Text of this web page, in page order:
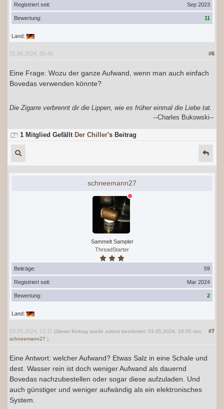
Registriert seit: Sep 2023
Bewertung: 11
Land:
#6
25.04.2024, 09:48
Eine Frage: Wozu der ganze Aufwand, wenn man auch einfach
Bovedas verwenden könnte?
Die Zigarre verbrennt dir die Lippen, wie es früher einmal die Liebe tat.
--Charles Bukowski--
1 Mitglied Gefällt Der Chiller's Beitrag
schneemann27
Sammelt Sampler
ThreadStarter
Beiträge: 59
Registriert seit: Mar 2024
Bewertung: 2
Land:
#7
03.05.2024, 12:11(Dieser Beitrag wurde zuletzt bearbeitet: 03.05.2024, 18:05 von
schneemann27 .)
Eine Antwort: welcher Aufwand? Etwas Salz in eine Schale und
dest. Wasser rein ist doch weniger Aufwand als dauernd
Bovedas nachzubestellen oder sogar diese aufzuladen. Und
auch günstiger und weniger aufwändig als ein elektronisches
System.